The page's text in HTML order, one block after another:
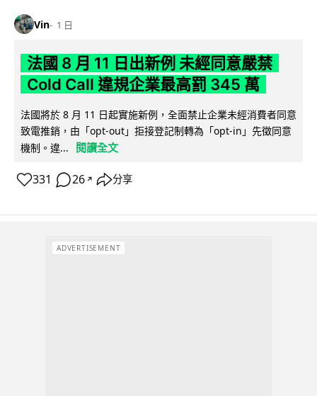
Vin 1 日
法國 8 月 11 日出新例 未經同意嚴禁
Cold Call 違規企業最高罰 345 萬
法國將於 8 月 11 日起實施新例，全面禁止企業未經消費者同意
致電推銷，由「opt-out」拒接登記制轉為「opt-in」先徵同意
機制。違...
閱讀全文
331 26 ↗ 分享
ADVERTISEMENT